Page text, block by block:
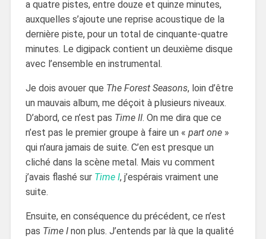
a quatre pistes, entre douze et quinze minutes,
auxquelles s’ajoute une reprise acoustique de la
dernière piste, pour un total de cinquante-quatre
minutes. Le digipack contient un deuxième disque
avec l’ensemble en instrumental.
Je dois avouer que The Forest Seasons, loin d’être
un mauvais album, me déçoit à plusieurs niveaux.
D’abord, ce n’est pas Time II. On me dira que ce
n’est pas le premier groupe à faire un « part one»
qui n’aura jamais de suite. C’en est presque un
cliché dans la scène metal. Mais vu comment
j’avais flashé sur Time I, j’espérais vraiment une
suite.
Ensuite, en conséquence du précédent, ce n’est
pas Time Inon plus. J’entends par là que la qualité